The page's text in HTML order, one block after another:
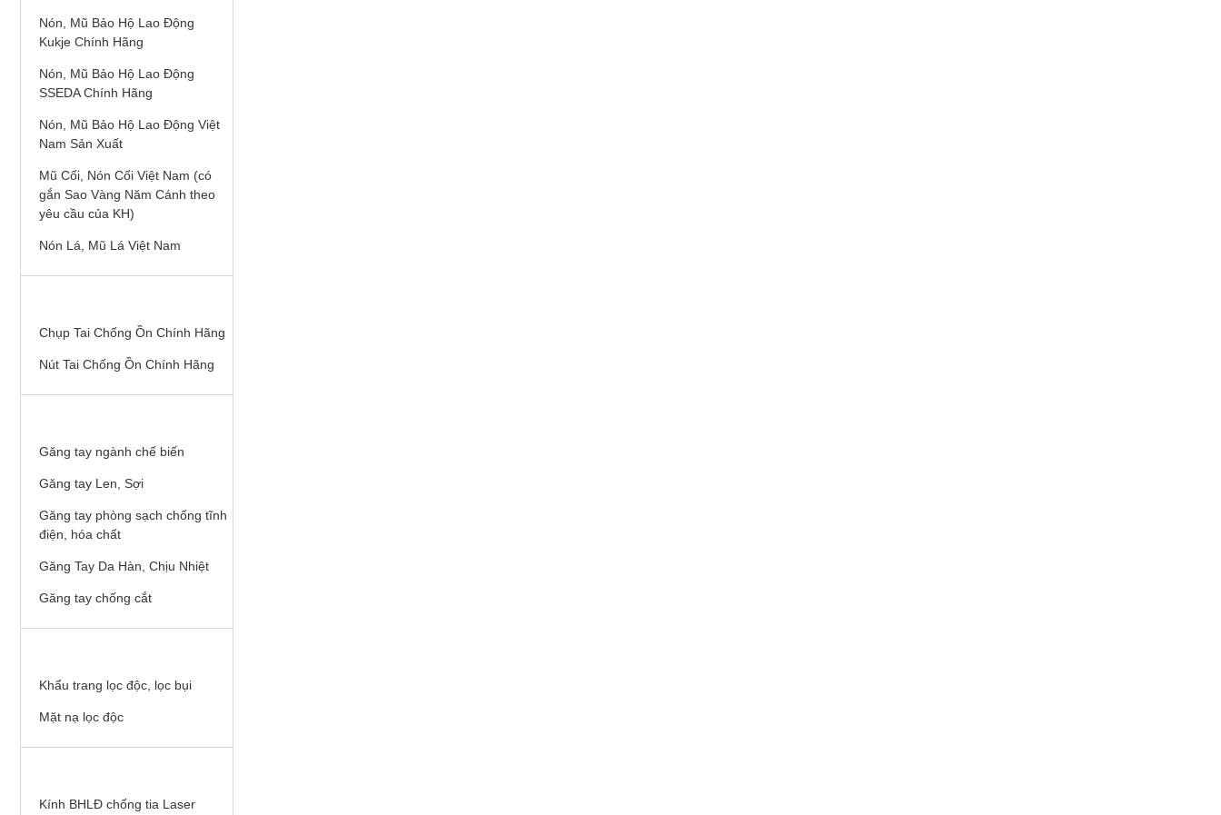
Nón, Mũ Bảo Hộ Lao Động
Kukje Chính Hãng
Nón, Mũ Bảo Hộ Lao Động
SSEDA Chính Hãng
Nón, Mũ Bảo Hộ Lao Động Việt
Nam Sản Xuất
Mũ Cối, Nón Cối Việt Nam (có
gắn Sao Vàng Năm Cánh theo
yêu cầu của KH)
Nón Lá, Mũ Lá Việt Nam
Chụp Tai Chống Ồn Chính Hãng
Nút Tai Chống Ồn Chính Hãng
Găng tay ngành chế biến
Găng tay Len, Sợi
Găng tay phòng sạch chống tĩnh
điện, hóa chất
Găng Tay Da Hàn, Chịu Nhiệt
Găng tay chống cắt
Khẩu trang lọc độc, lọc bụi
Mặt nạ lọc độc
Kính BHLĐ chống tia Laser